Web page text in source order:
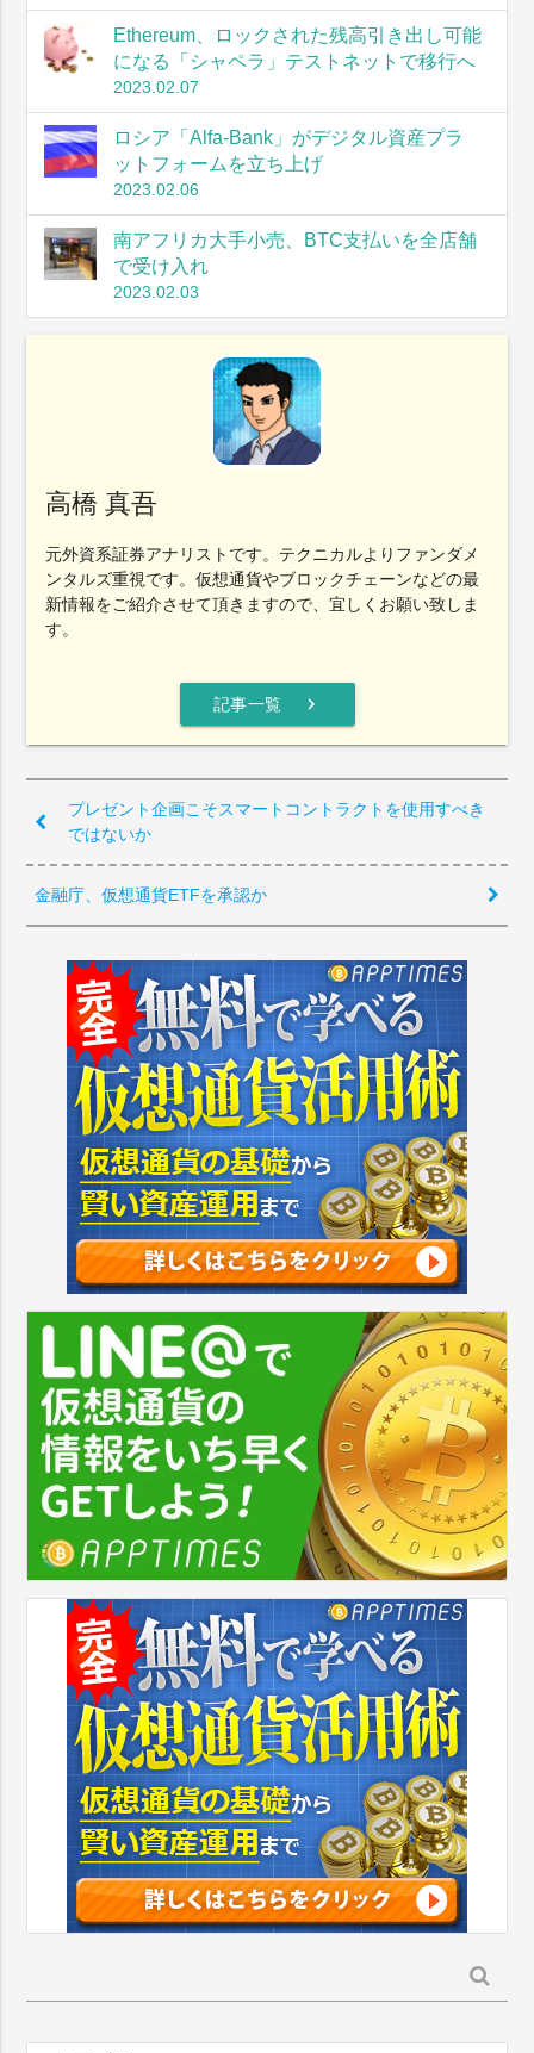
Ethereum、ロックされた残高引き出し可能
になる「シャペラ」テストネットで移行へ
2023.02.07
ロシア「Alfa-Bank」がデジタル資産プラ
ットフォームを立ち上げ
2023.02.06
南アフリカ大手小売、BTC支払いを全店舗
で受け入れ
2023.02.03
高橋 真吾
元外資系証券アナリストです。テクニカルよりファンダメ
ンタルズ重視です。仮想通貨やブロックチェーンなどの最
新情報をご紹介させて頂きますので、宜しくお願い致しま
す。
記事一覧 chevron_right
プレゼント企画こそスマートコントラクトを使用すべき
ではないか
金融庁、仮想通貨ETFを承認か
索: